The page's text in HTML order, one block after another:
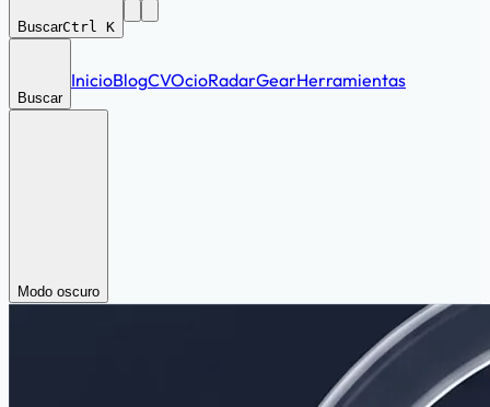
BuscarCtrl K
Buscar
InicioBlogCVOcioRadarGearHerramientas
Modo oscuro